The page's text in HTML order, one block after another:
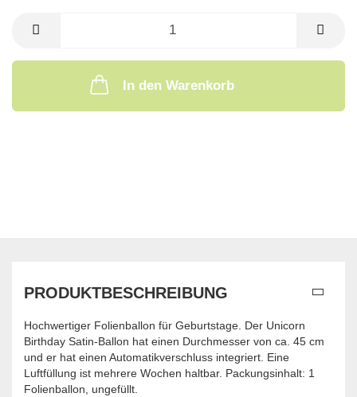
In den Warenkorb
PRODUKTBESCHREIBUNG
Hochwertiger Folienballon für Geburtstage. Der Unicorn
Birthday Satin-Ballon hat einen Durchmesser von ca. 45 cm
und er hat einen Automatikverschluss integriert. Eine
Luftfüllung ist mehrere Wochen haltbar. Packungsinhalt: 1
Folienballon, ungefüllt.